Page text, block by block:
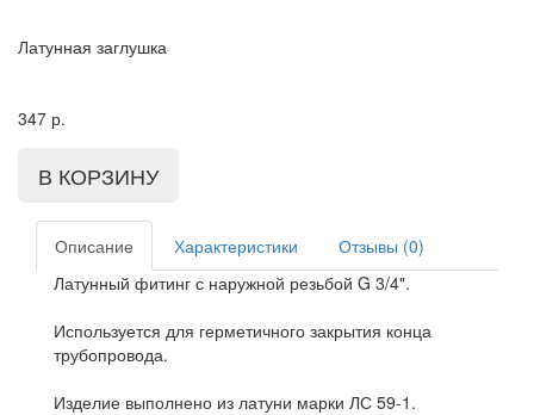
Латунная заглушка
347 р.
Описание Характеристики
Отзывы (0)
Латунный фитинг с наружной резьбой G 3/4".
Используется для герметичного закрытия конца
трубопровода.
Изделие выполнено из латуни марки ЛС 59-1.